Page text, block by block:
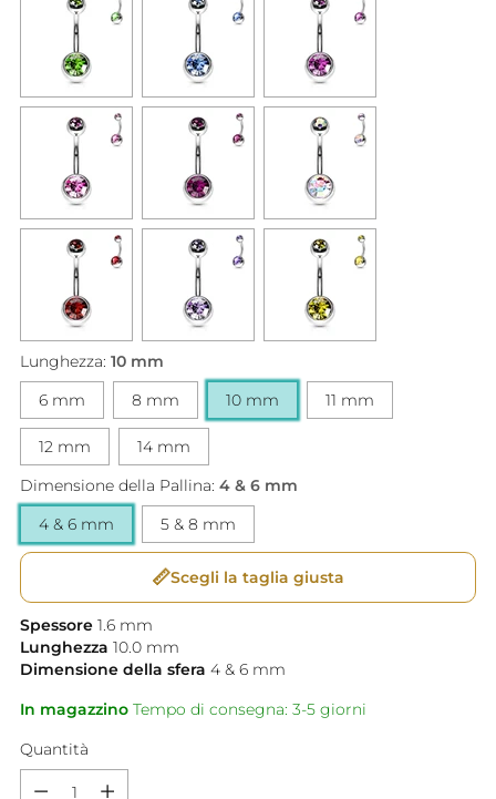
Lunghezza: 10 mm
6 mm 8 mm 10 mm 11 mm
12 mm 14 mm
Dimensione della Pallina: 4 & 6 mm
4 & 6 mm 5 & 8 mm
📏Scegli la taglia giusta
Spessore 1.6 mm
Lunghezza 10.0 mm
Dimensione della sfera 4 & 6 mm
In magazzino Tempo di consegna: 3-5 giorni
Quantità